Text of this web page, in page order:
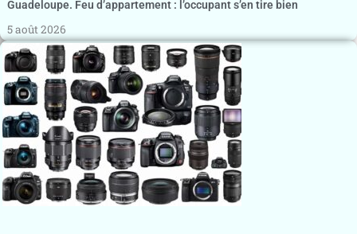
Guadeloupe. Feu d’appartement : l’occupant s’en tire bien
5 août 2026